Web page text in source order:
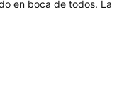
en boca de todos. La